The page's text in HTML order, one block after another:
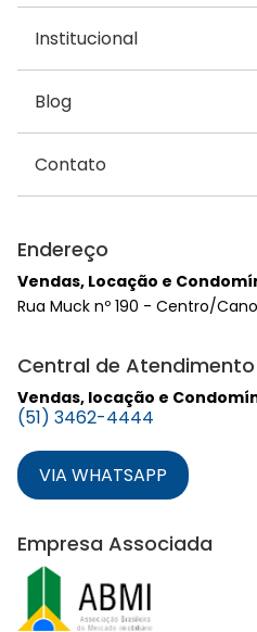
Institucional
Blog
Contato
Endereço
Vendas, Locação e
Rua Muck nº 190 - Centro/
Central de Atendimento
Vendas, locação e
(51) 3462-4444
VIA WHATSAPP
Empresa Associada